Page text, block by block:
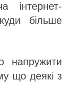
інтернет-
більше
напружити
що деякі з